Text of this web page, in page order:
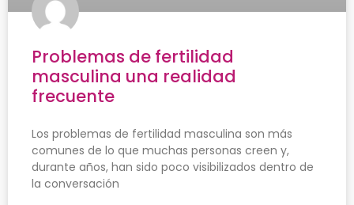
Problemas de fertilidad
masculina una realidad
frecuente
Los problemas de fertilidad masculina son más
comunes de lo que muchas personas creen y,
durante años, han sido poco visibilizados dentro de
la conversación